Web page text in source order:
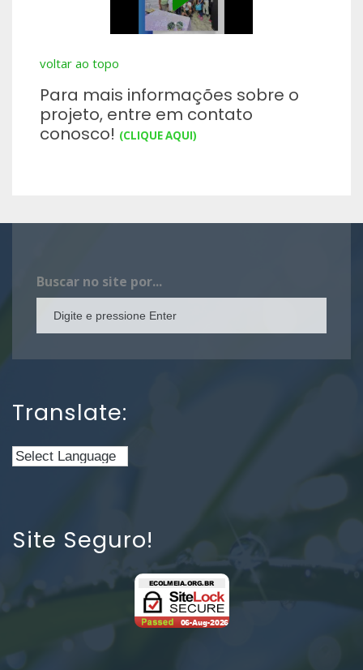
voltar ao topo
Para mais informações sobre o
projeto, entre em contato
conosco! (CLIQUE AQUI)
Buscar no site por...
Translate:
Site Seguro!